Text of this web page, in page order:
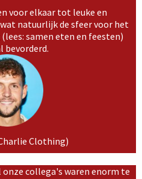
voor elkaar tot leuke en
natuurlijk de sfeer voor het
samen eten en feesten)
bevorderd.
Clothing)
onze collega's waren enorm te